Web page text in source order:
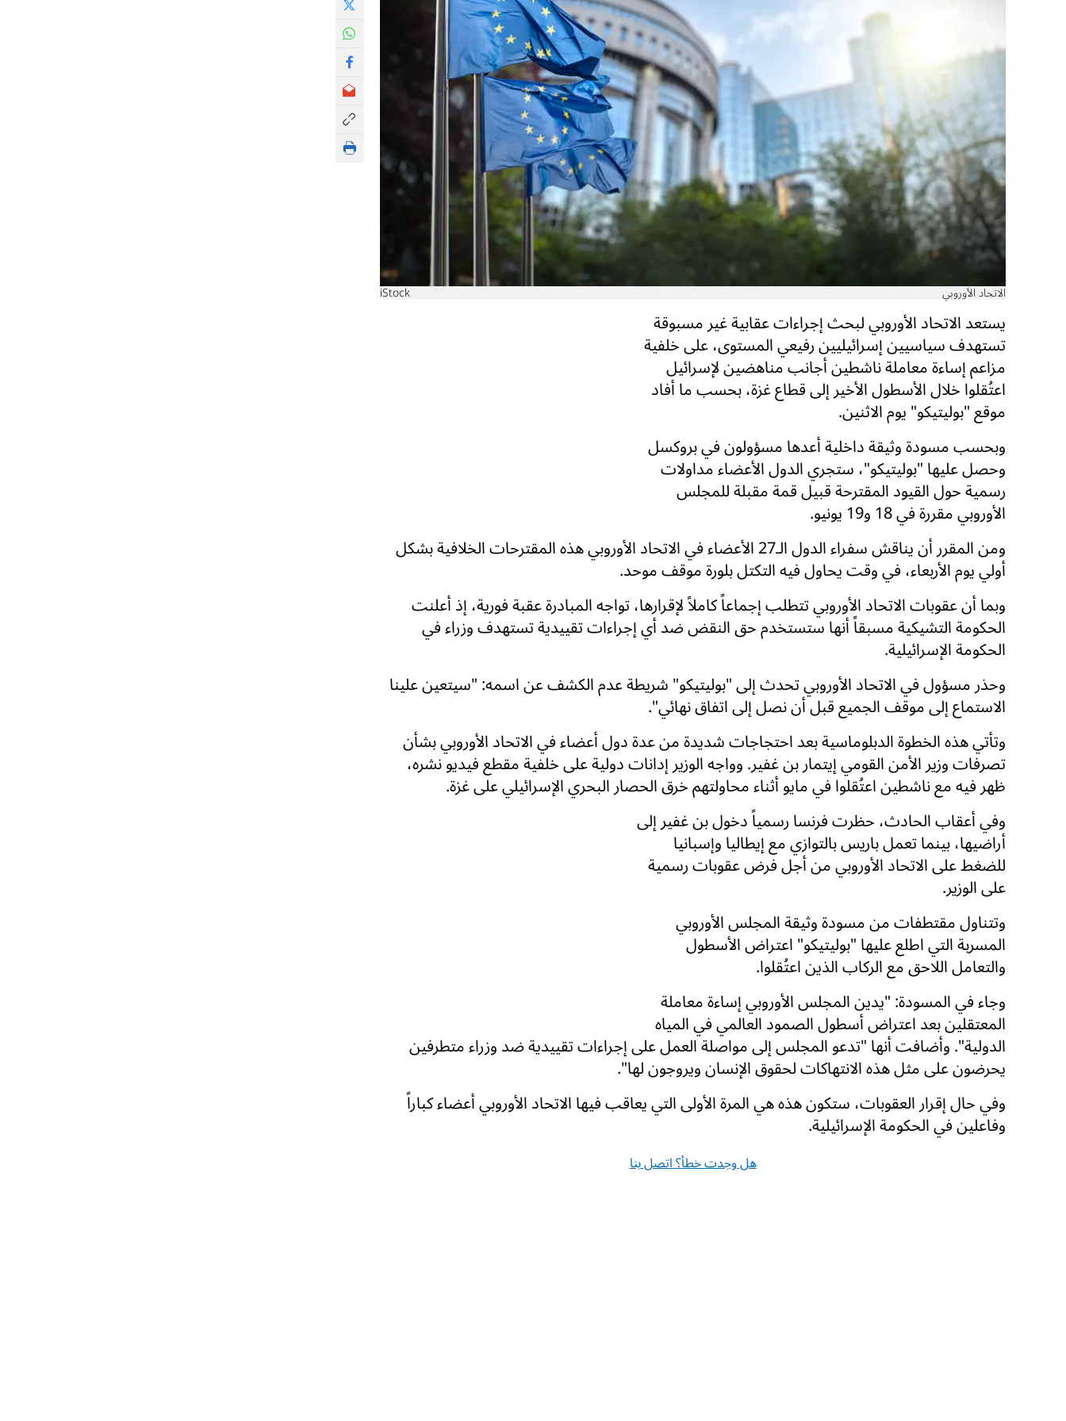
الاتحاد الأوروبي iStock
يستعد الاتحاد الأوروبي لبحث إجراءات عقابية غير مسبوقة
تستهدف سياسيين إسرائيليين رفيعي المستوى، على خلفية
مزاعم إساءة معاملة ناشطين أجانب مناهضين لإسرائيل
اعتُقلوا خلال الأسطول الأخير إلى قطاع غزة، بحسب ما أفاد
موقع "بوليتيكو" يوم الاثنين.
وبحسب مسودة وثيقة داخلية أعدها مسؤولون في بروكسل
وحصل عليها "بوليتيكو"، ستجري الدول الأعضاء مداولات
رسمية حول القيود المقترحة قبيل قمة مقبلة للمجلس
الأوروبي مقررة في 18 و19 يونيو.
ومن المقرر أن يناقش سفراء الدول الـ27 الأعضاء في الاتحاد الأوروبي هذه المقترحات الخلافية بشكل
أولي يوم الأربعاء، في وقت يحاول فيه التكتل بلورة موقف موحد.
وبما أن عقوبات الاتحاد الأوروبي تتطلب إجماعاً كاملاً لإقرارها، تواجه المبادرة عقبة فورية، إذ أعلنت
الحكومة التشيكية مسبقاً أنها ستستخدم حق النقض ضد أي إجراءات تقييدية تستهدف وزراء في
الحكومة الإسرائيلية.
وحذر مسؤول في الاتحاد الأوروبي تحدث إلى "بوليتيكو" شريطة عدم الكشف عن اسمه: "سيتعين علينا
الاستماع إلى موقف الجميع قبل أن نصل إلى اتفاق نهائي".
وتأتي هذه الخطوة الدبلوماسية بعد احتجاجات شديدة من عدة دول أعضاء في الاتحاد الأوروبي بشأن
تصرفات وزير الأمن القومي إيتمار بن غفير. وواجه الوزير إدانات دولية على خلفية مقطع فيديو نشره،
ظهر فيه مع ناشطين اعتُقلوا في مايو أثناء محاولتهم خرق الحصار البحري الإسرائيلي على غزة.
وفي أعقاب الحادث، حظرت فرنسا رسمياً دخول بن غفير إلى
أراضيها، بينما تعمل باريس بالتوازي مع إيطاليا وإسبانيا
للضغط على الاتحاد الأوروبي من أجل فرض عقوبات رسمية
على الوزير.
وتتناول مقتطفات من مسودة وثيقة المجلس الأوروبي
المسربة التي اطلع عليها "بوليتيكو" اعتراض الأسطول
والتعامل اللاحق مع الركاب الذين اعتُقلوا.
وجاء في المسودة: "يدين المجلس الأوروبي إساءة معاملة
المعتقلين بعد اعتراض أسطول الصمود العالمي في المياه
الدولية". وأضافت أنها "تدعو المجلس إلى مواصلة العمل على إجراءات تقييدية ضد وزراء متطرفين
يحرضون على مثل هذه الانتهاكات لحقوق الإنسان ويروجون لها".
وفي حال إقرار العقوبات، ستكون هذه هي المرة الأولى التي يعاقب فيها الاتحاد الأوروبي أعضاء كباراً
وفاعلين في الحكومة الإسرائيلية.
هل وجدت خطأ؟ اتصل بنا